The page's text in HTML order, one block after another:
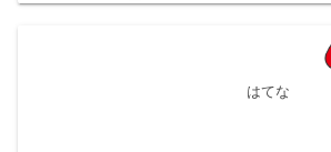
はてな